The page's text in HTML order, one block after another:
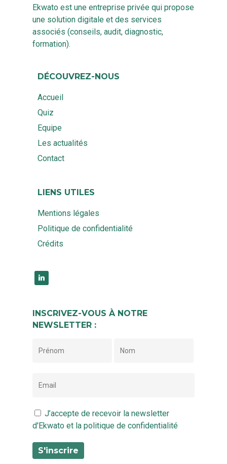
Ekwato est une entreprise privée qui propose
une solution digitale et des services
associés (conseils, audit, diagnostic,
formation).
DÉCOUVREZ-NOUS
Accueil
Quiz
Equipe
Les actualités
Contact
LIENS UTILES
Mentions légales
Politique de confidentialité
Crédits
linkedin
INSCRIVEZ-VOUS À NOTRE
NEWSLETTER :
J’accepte de recevoir la newsletter
d'Ekwato et la politique de confidentialité